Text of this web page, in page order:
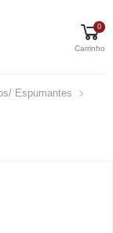
0
Carrinho
Espumantes